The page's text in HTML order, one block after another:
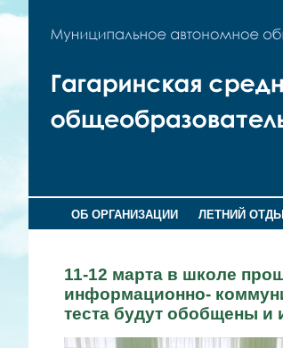
ОБ ОРГАНИЗАЦИИ ЛЕТНИЙ
11-12 марта в школе
информационно-
теста будут обобщены